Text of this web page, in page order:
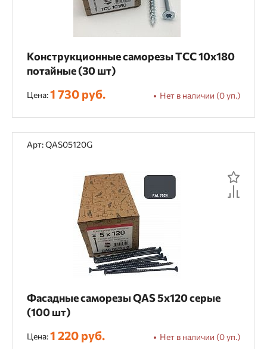
Конструкционные саморезы TCC 10х180
потайные (30 шт)
Цена:1 730 руб. Нет в наличии (0 уп.)
Арт: QAS05120G
Фасадные саморезы QAS 5х120 серые
(100 шт)
Цена:1 220 руб. Нет в наличии (0 уп.)